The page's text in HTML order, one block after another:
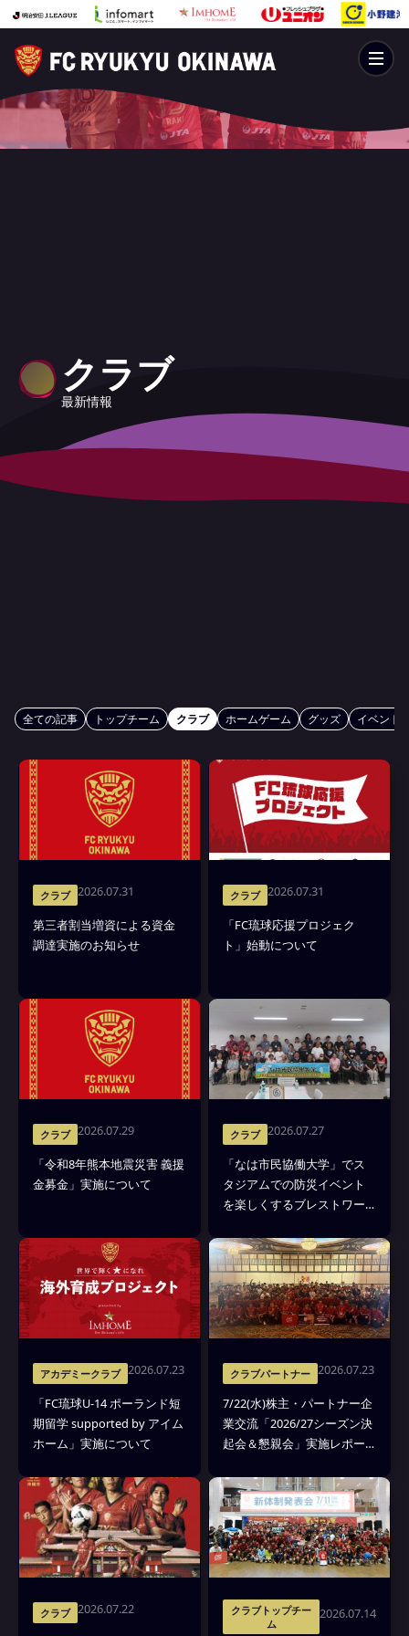
クラブ
最新情報
全ての記事 トップチーム クラブ ホームゲーム グッズ イベント
クラブ 2026.07.31
第三者割当増資による資金
調達実施のお知らせ
クラブ 2026.07.31
「FC琉球応援プロジェク
ト」始動について
クラブ 2026.07.29
「令和8年熊本地震災害 義援
金募金」実施について
クラブ 2026.07.27
「なは市民協働大学」でス
タジアムでの防災イベント
を楽しくするブレストワー
アカデミークラブ 2026.07.23
「FC琉球U-14 ポーランド短
期留学 supported by アイム
ホーム」実施について
クラブパートナー 2026.07.23
7/22(水)株主・パートナー企
業交流「2026/27シーズン決
起会＆懇親会」実施レポー
クラブ 2026.07.22
クラブトップチー
ム
2026.07.14